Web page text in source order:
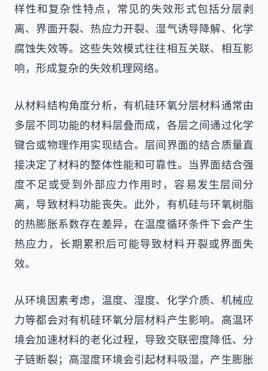
样性和复杂性特点，常见的失效形式包括分层剥
离、界面开裂、热应力开裂、湿气诱导降解、化学
腐蚀失效等。这些失效模式往往相互关联、相互影
响，形成复杂的失效机理网络。
从材料结构角度分析，有机硅环氧分层材料通常由
多层不同功能的材料层叠而成，各层之间通过化学
键合或物理作用实现结合。层间界面的结合质量直
接决定了材料的整体性能和可靠性。当界面结合强
度不足或受到外部应力作用时，容易发生层间分
离，导致材料功能丧失。此外，有机硅与环氧树脂
的热膨胀系数存在差异，在温度循环条件下会产生
热应力，长期累积后可能导致材料开裂或界面失
效。
从环境因素考虑，温度、湿度、化学介质、机械应
力等都会对有机硅环氧分层材料产生影响。高温环
境会加速材料的老化过程，导致交联密度降低、分
子链断裂；高湿度环境会引起材料吸湿，产生膨胀